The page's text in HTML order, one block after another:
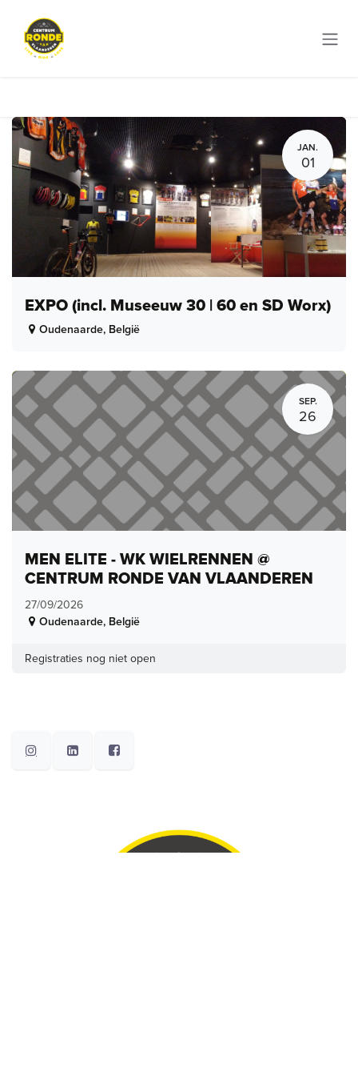
JAN.
01
EXPO (incl. Museeuw 30 | 60 en SD Worx)
Oudenaarde, België
SEP.
26
MEN ELITE - WK WIELRENNEN @
CENTRUM RONDE VAN VLAANDEREN
27/09/2026
Oudenaarde, België
Registraties nog niet open